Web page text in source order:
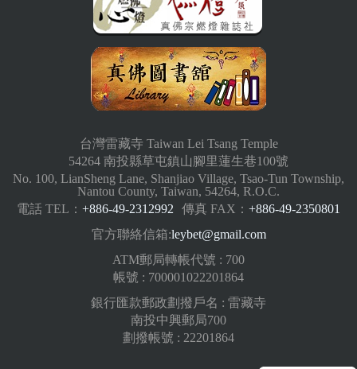
台灣雷藏寺 Taiwan Lei Tsang Temple
54264 南投縣草屯鎮山腳里蓮生巷100號
No. 100, LianSheng Lane, Shanjiao Village, Tsao-Tun Township,
Nantou County, Taiwan, 54264, R.O.C.
電話 TEL： +886-49-2312992 傳真 FAX： +886-49-2350801
官方聯絡信箱:leybet@gmail.com
ATM郵局轉帳代號 : 700
帳號 : 700001022201864
銀行匯款郵政劃撥戶名 : 雷藏寺
南投中興郵局700
劃撥帳號 : 22201864